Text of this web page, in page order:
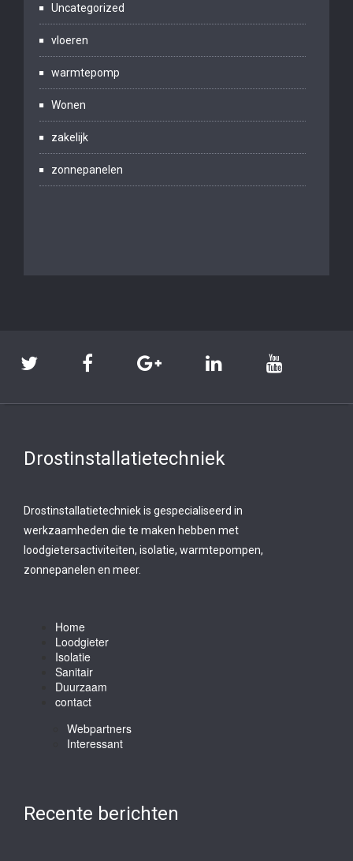
Uncategorized
vloeren
warmtepomp
Wonen
zakelijk
zonnepanelen
Drostinstallatietechniek
Drostinstallatietechniek is gespecialiseerd in
werkzaamheden die te maken hebben met
loodgietersactiviteiten, isolatie, warmtepompen,
zonnepanelen en meer.
Home
Loodgieter
Isolatie
Sanitair
Duurzaam
contact
Webpartners
Interessant
Recente berichten